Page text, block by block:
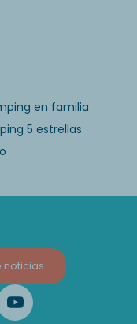
en familia
5 estrellas
noticias